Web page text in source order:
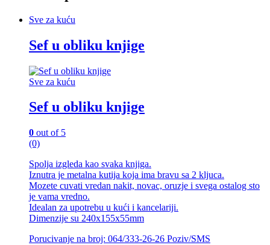
Sve za kuću
Sef u obliku knjige
Sve za kuću
Sef u obliku knjige
0 out of 5
(0)
Spolja izgleda kao svaka knjiga.
Iznutra je metalna kutija koja ima bravu sa 2 kljuca.
Mozete cuvati vredan nakit, novac, oruzje i svega ostalog sto
je vama vredno.
Idealan za upotrebu u kući i kancelariji.
Dimenzije su 240x155x55mm
Porucivanje na broj: 064/333-26-26 Poziv/SMS